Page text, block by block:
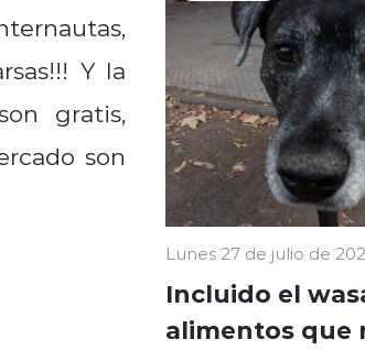
Y la
gratis,
son
Lunes 27 de julio de
Incluido el
alimentos que